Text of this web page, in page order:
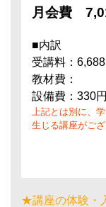
月会費
■内訳
受講料：6,688
教材費：
設備費：330
上記とは別に、
生じる講座がござ
★講座の体験・